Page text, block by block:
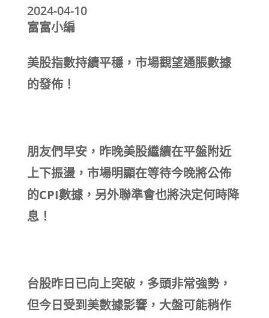
2024-04-10
富富小編
美股指數持續平穩，市場觀望通脹數據
的發佈！
朋友們早安，昨晚美股繼續在平盤附近
上下振盪，市場明顯在等待今晚將公佈
的CPI數據，另外聯準會也將決定何時降
息！
台股昨日已向上突破，多頭非常強勢，
但今日受到美數據影響，大盤可能稍作